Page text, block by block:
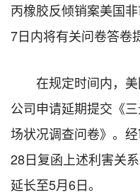
丙橡胶反倾销案美国
7日内将有关问卷答卷
在规定时间内，
公司申请延期提交《
场状况调查问卷》。
28日复函上述利害关
延长至5月6日。